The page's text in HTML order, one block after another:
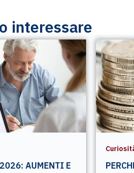
interessare
AUMENTI E